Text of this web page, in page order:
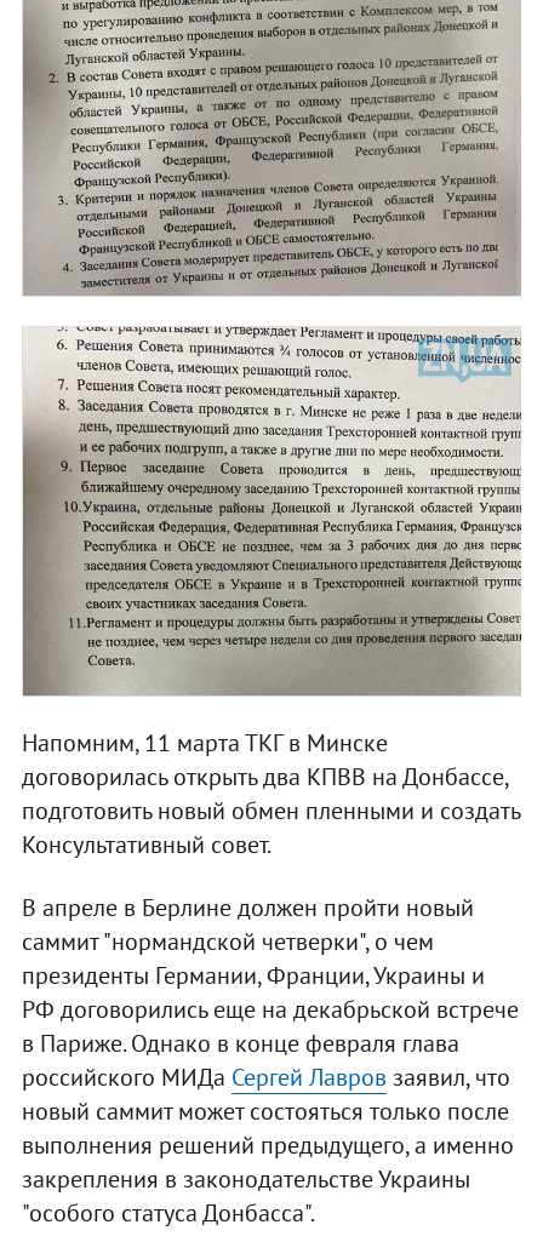
Напомним, 11 марта ТКГ в Минске
договорилась открыть два КПВВ на Донбассе,
подготовить новый обмен пленными и создать
Консультативный совет.
В апреле в Берлине должен пройти новый
саммит "нормандской четверки", о чем
президенты Германии, Франции, Украины и
РФ договорились еще на декабрьской встрече
в Париже. Однако в конце февраля глава
российского МИДа Сергей Лавров заявил, что
новый саммит может состояться только после
выполнения решений предыдущего, а именно
закрепления в законодательстве Украины
"особого статуса Донбасса".